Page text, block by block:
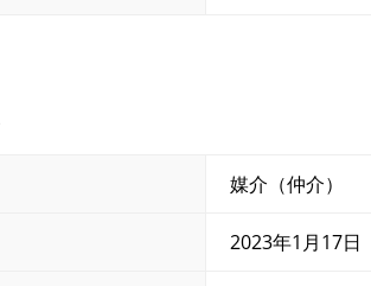
媒介（仲介）
2023年1月17日